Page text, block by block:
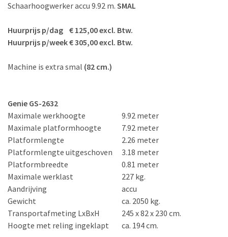
Schaarhoogwerker accu 9.92 m. SMAL
Huurprijs p/dag € 125,00 excl. Btw.
Huurprijs p/week € 305,00 excl. Btw.
Machine is extra smal (82 cm.)
Genie GS-2632
Maximale werkhoogte
9.92 meter
Maximale platformhoogte
7.92 meter
Platformlengte
2.26 meter
Platformlengte uitgeschoven 3.18 meter
Platformbreedte
0.81 meter
Maximale werklast
227 kg.
Aandrijving
accu
Gewicht
ca. 2050 kg.
Transportafmeting LxBxH
245 x 82x 230 cm.
Hoogte met reling ingeklapt
ca. 194 cm.